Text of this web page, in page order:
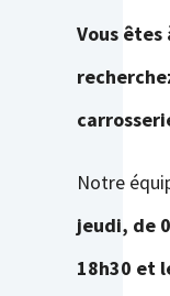
Vous êtes
Notre
jeudi, de
18h30 et